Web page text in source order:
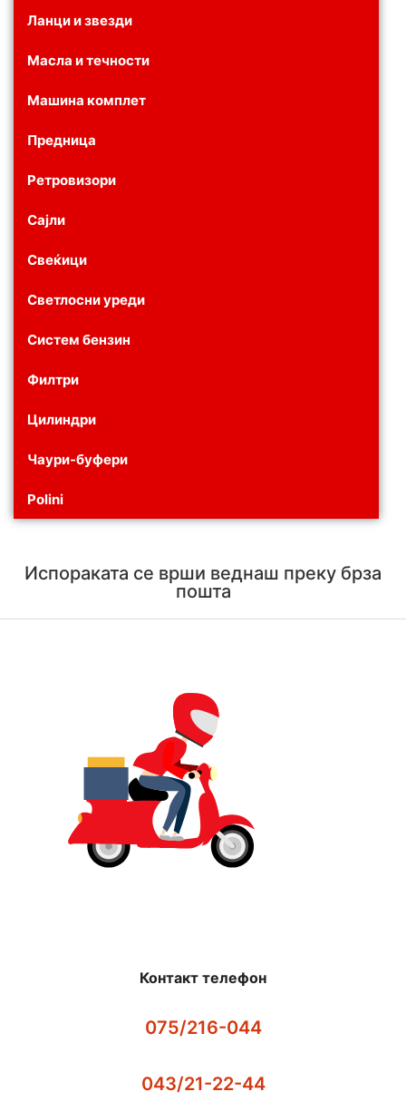
Ланци и звезди
Масла и течности
Машина комплет
Предница
Ретровизори
Сајли
Свеќици
Светлосни уреди
Систем бензин
Филтри
Цилиндри
Чаури-буфери
Polini
Испораката се врши веднаш преку брза
пошта
Контакт телефон
075/216-044
043/21-22-44